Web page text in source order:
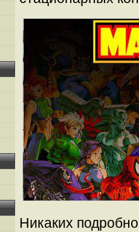
Никаких